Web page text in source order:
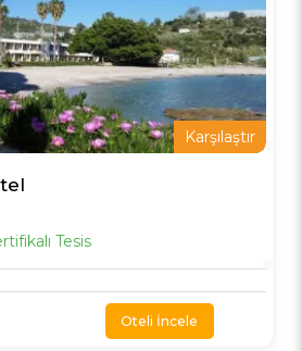
Keşfet
Karşılaştır
Tesis
Oteli İncele